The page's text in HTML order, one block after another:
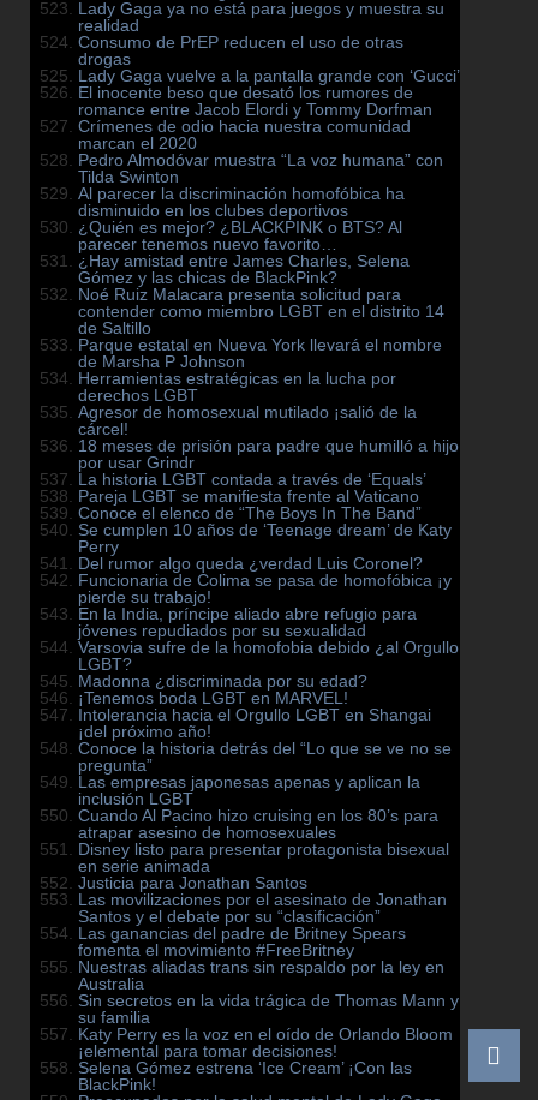
Lady Gaga ya no está para juegos y muestra su
realidad
Consumo de PrEP reducen el uso de otras
drogas
Lady Gaga vuelve a la pantalla grande con ‘Gucci’
El inocente beso que desató los rumores de
romance entre Jacob Elordi y Tommy Dorfman
Crímenes de odio hacia nuestra comunidad
marcan el 2020
Pedro Almodóvar muestra “La voz humana” con
Tilda Swinton
Al parecer la discriminación homofóbica ha
disminuido en los clubes deportivos
¿Quién es mejor? ¿BLACKPINK o BTS? Al
parecer tenemos nuevo favorito…
¿Hay amistad entre James Charles, Selena
Gómez y las chicas de BlackPink?
Noé Ruiz Malacara presenta solicitud para
contender como miembro LGBT en el distrito 14
de Saltillo
Parque estatal en Nueva York llevará el nombre
de Marsha P Johnson
Herramientas estratégicas en la lucha por
derechos LGBT
Agresor de homosexual mutilado ¡salió de la
cárcel!
18 meses de prisión para padre que humilló a hijo
por usar Grindr
La historia LGBT contada a través de ‘Equals’
Pareja LGBT se manifiesta frente al Vaticano
Conoce el elenco de “The Boys In The Band”
Se cumplen 10 años de ‘Teenage dream’ de Katy
Perry
Del rumor algo queda ¿verdad Luis Coronel?
Funcionaria de Colima se pasa de homofóbica ¡y
pierde su trabajo!
En la India, príncipe aliado abre refugio para
jóvenes repudiados por su sexualidad
Varsovia sufre de la homofobia debido ¿al Orgullo
LGBT?
Madonna ¿discriminada por su edad?
¡Tenemos boda LGBT en MARVEL!
Intolerancia hacia el Orgullo LGBT en Shangai
¡del próximo año!
Conoce la historia detrás del “Lo que se ve no se
pregunta”
Las empresas japonesas apenas y aplican la
inclusión LGBT
Cuando Al Pacino hizo cruising en los 80’s para
atrapar asesino de homosexuales
Disney listo para presentar protagonista bisexual
en serie animada
Justicia para Jonathan Santos
Las movilizaciones por el asesinato de Jonathan
Santos y el debate por su “clasificación”
Las ganancias del padre de Britney Spears
fomenta el movimiento #FreeBritney
Nuestras aliadas trans sin respaldo por la ley en
Australia
Sin secretos en la vida trágica de Thomas Mann y
su familia
Katy Perry es la voz en el oído de Orlando Bloom
¡elemental para tomar decisiones!
Selena Gómez estrena ‘Ice Cream’ ¡Con las
BlackPink!